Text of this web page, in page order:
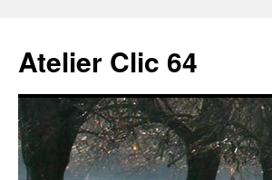
contenu
Atelier Clic 64